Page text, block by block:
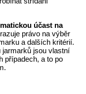
účast na
právo na výběr
a dalších kritérií.
jarmarků jsou vlastní
případech, a to po